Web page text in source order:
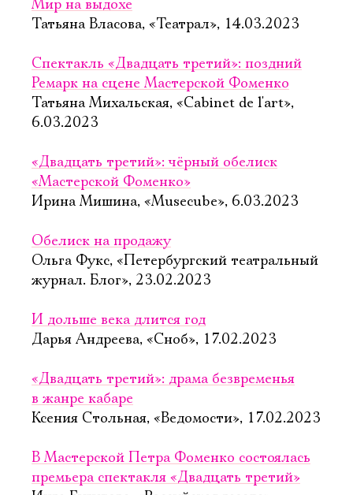
Мир на выдохе
Татьяна Власова, «Театрал», 14.03.2023
Спектакль «Двадцать третий»: поздний
Ремарк на сцене Мастерской Фоменко
Татьяна Михальская, «Cabinet de l'art»,
6.03.2023
«Двадцать третий»: чёрный обелиск
«Мастерской Фоменко»
Ирина Мишина, «Musecube», 6.03.2023
Обелиск на продажу
Ольга Фукс, «Петербургский театральный
журнал. Блог», 23.02.2023
И дольше века длится год
Дарья Андреева, «Сноб», 17.02.2023
«Двадцать третий»: драма безвременья
в жанре кабаре
Ксения Стольная, «Ведомости», 17.02.2023
В Мастерской Петра Фоменко состоялась
премьера спектакля «Двадцать третий»